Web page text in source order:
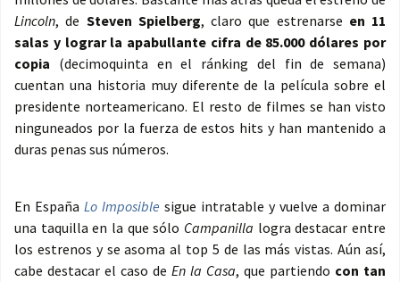
Lincoln, de Steven Spielberg, claro que estrenarse en 11
salas y lograr la apabullante cifra de 85.000 dólares por
copia (decimoquinta en el ránking del fin de semana)
cuentan una historia muy diferente de la película sobre el
presidente norteamericano. El resto de filmes se han visto
ninguneados por la fuerza de estos hits y han mantenido a
duras penas sus números.
En España Lo Imposible sigue intratable y vuelve a dominar
una taquilla en la que sólo Campanilla logra destacar entre
los estrenos y se asoma al top 5 de las más vistas. Aún así,
cabe destacar el caso de En la Casa, que partiendo con tan